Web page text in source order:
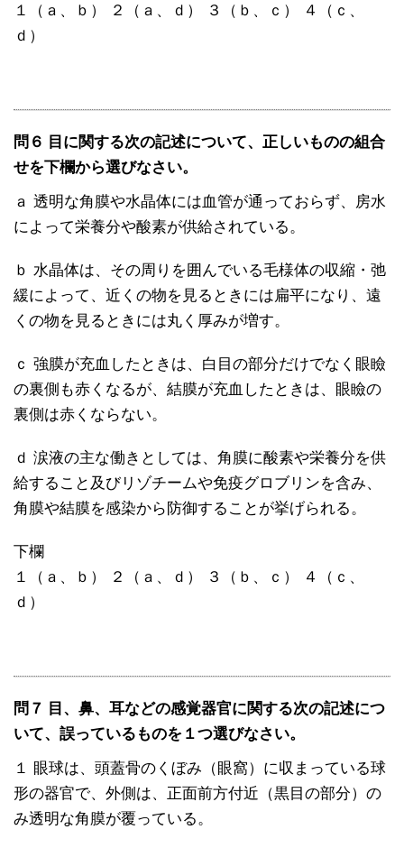
１（ａ、ｂ） ２（ａ、ｄ） ３（ｂ、ｃ） ４（ｃ、
ｄ）
問６ 目に関する次の記述について、正しいものの組合
せを下欄から選びなさい。
ａ 透明な角膜や水晶体には血管が通っておらず、房水
によって栄養分や酸素が供給されている。
ｂ 水晶体は、その周りを囲んでいる毛様体の収縮・弛
緩によって、近くの物を見るときには扁平になり、遠
くの物を見るときには丸く厚みが増す。
ｃ 強膜が充血したときは、白目の部分だけでなく眼瞼
の裏側も赤くなるが、結膜が充血したときは、眼瞼の
裏側は赤くならない。
ｄ 涙液の主な働きとしては、角膜に酸素や栄養分を供
給すること及びリゾチームや免疫グロブリンを含み、
角膜や結膜を感染から防御することが挙げられる。
下欄
１（ａ、ｂ） ２（ａ、ｄ） ３（ｂ、ｃ） ４（ｃ、
ｄ）
問７ 目、鼻、耳などの感覚器官に関する次の記述につ
いて、誤っているものを１つ選びなさい。
１ 眼球は、頭蓋骨のくぼみ（眼窩）に収まっている球
形の器官で、外側は、正面前方付近（黒目の部分）の
み透明な角膜が覆っている。